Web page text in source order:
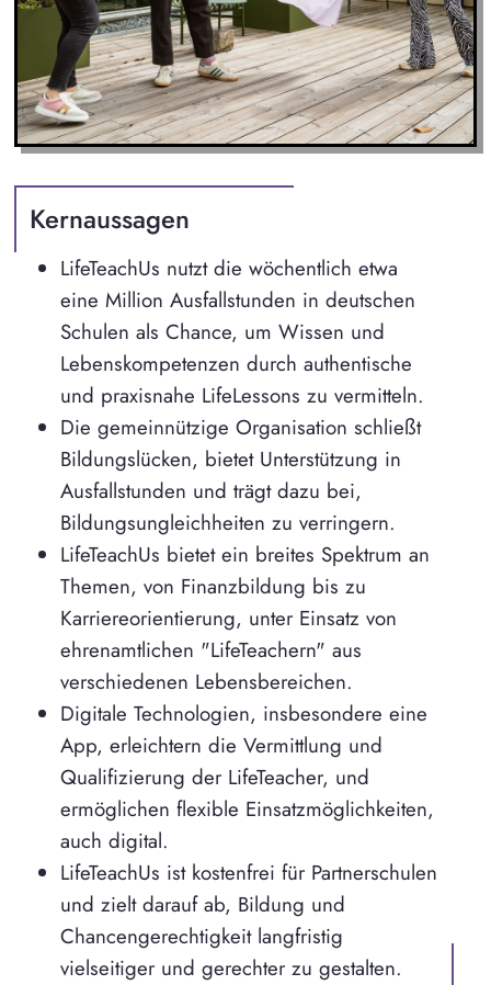
Kernaussagen
LifeTeachUs nutzt die wöchentlich etwa
eine Million Ausfallstunden in deutschen
Schulen als Chance, um Wissen und
Lebenskompetenzen durch authentische
und praxisnahe LifeLessons zu vermitteln.
Die gemeinnützige Organisation schließt
Bildungslücken, bietet Unterstützung in
Ausfallstunden und trägt dazu bei,
Bildungsungleichheiten zu verringern.
LifeTeachUs bietet ein breites Spektrum an
Themen, von Finanzbildung bis zu
Karriereorientierung, unter Einsatz von
ehrenamtlichen "LifeTeachern" aus
verschiedenen Lebensbereichen.
Digitale Technologien, insbesondere eine
App, erleichtern die Vermittlung und
Qualifizierung der LifeTeacher, und
ermöglichen flexible Einsatzmöglichkeiten,
auch digital.
LifeTeachUs ist kostenfrei für Partnerschulen
und zielt darauf ab, Bildung und
Chancengerechtigkeit langfristig
vielseitiger und gerechter zu gestalten.